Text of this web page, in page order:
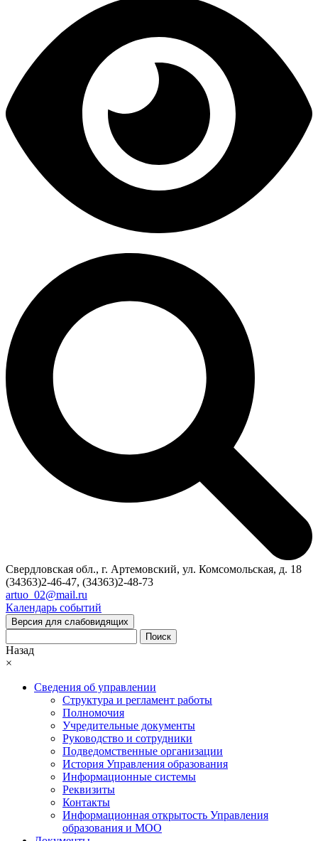
Свердловская обл., г. Артемовский, ул. Комсомольская, д. 18
(34363)2-46-47, (34363)2-48-73
artuo_02@mail.ru
Календарь событий
Версия для слабовидящих
Поиск
Назад
×
Сведения об управлении
Структура и регламент работы
Полномочия
Учредительные документы
Руководство и сотрудники
Подведомственные организации
История Управления образования
Информационные системы
Реквизиты
Контакты
Информационная открытость Управления
образования и МОО